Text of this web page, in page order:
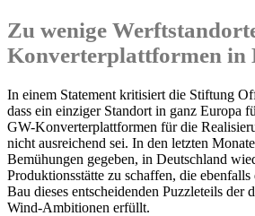
Zu wenige
Konverterplattformen in
In einem Statement kritisiert die Stiftung
dass ein einziger Standort in ganz Europa
GW-Konverterplattformen für die
nicht ausreichend sei. In den letzten
Bemühungen gegeben, in Deutschland
Produktionsstätte zu schaffen, die
Bau dieses entscheidenden Puzzleteils der
Wind-Ambitionen erfüllt.